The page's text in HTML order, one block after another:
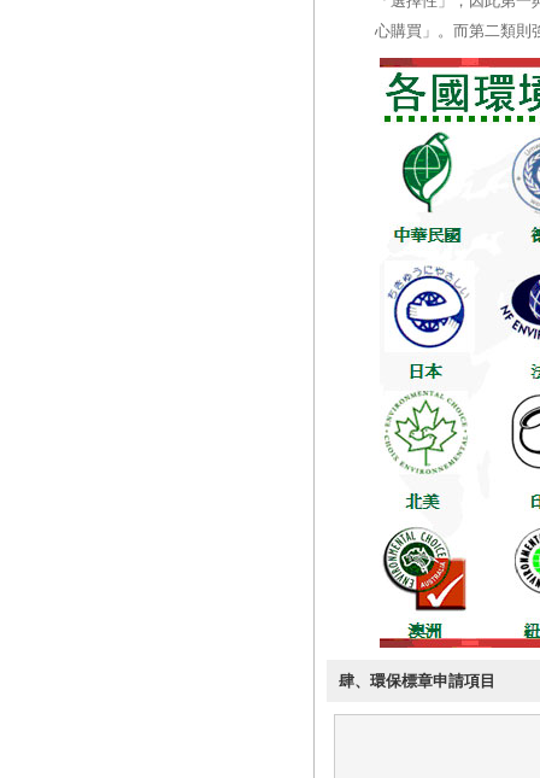
心購買」。而第二類則
肆、環保標章申請項目